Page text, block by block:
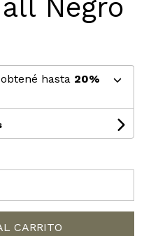
Negro
hasta 20%
CARRITO